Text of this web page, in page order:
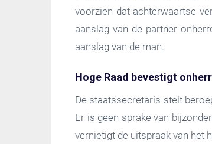
voorzien dat achterwaartse
aanslag van de partner
aanslag van de man.
Hoge Raad bevestigt
De staatssecretaris stelt
Er is geen sprake van
vernietigt de uitspraak van het